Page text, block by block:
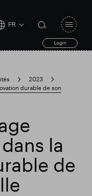
FR
Login
search
form
toggle
2023
durable de son
la
de